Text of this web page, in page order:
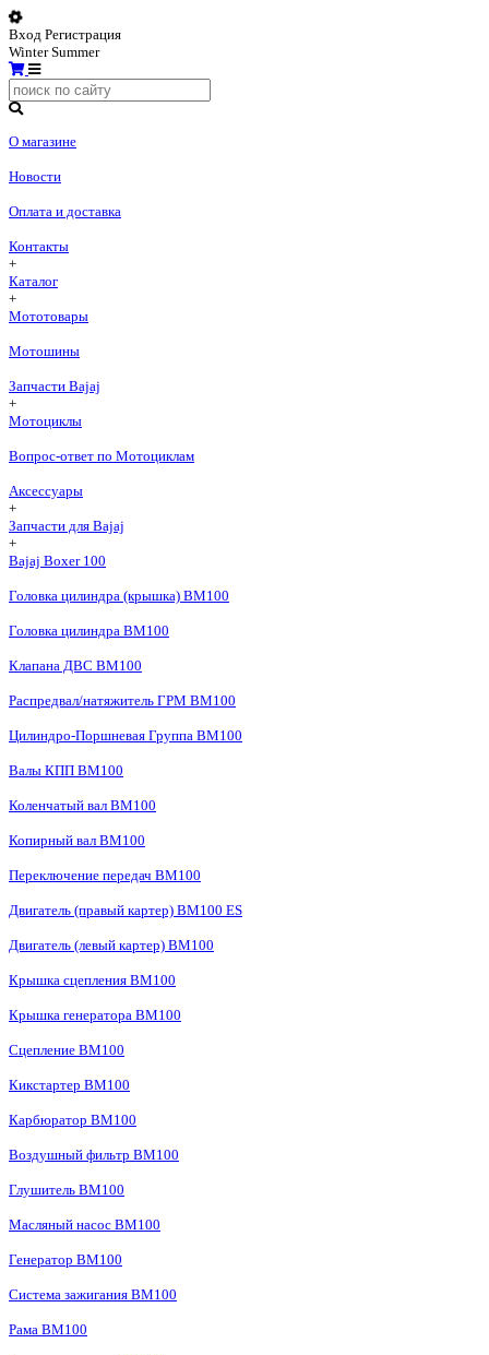
Вход Регистрация
WinterSummer
О магазине
Новости
Оплата и доставка
Контакты
+
Каталог
+
Мототовары
Мотошины
Запчасти Bajaj
+
Мотоциклы
Вопрос-ответ по Мотоциклам
Аксессуары
+
Запчасти для Bajaj
+
Bajaj Boxer 100
Головка цилиндра (крышка) BM100
Головка цилиндра BM100
Клапана ДВС BM100
Распредвал/натяжитель ГРМ BM100
Цилиндро-Поршневая Группа BM100
Валы КПП BM100
Коленчатый вал BM100
Копирный вал BM100
Переключение передач BM100
Двигатель (правый картер) BM100 ES
Двигатель (левый картер) BM100
Крышка сцепления BM100
Крышка генератора BM100
Сцепление BM100
Кикстартер BM100
Карбюратор BM100
Воздушный фильтр BM100
Глушитель BM100
Масляный насос BM100
Генератор BM100
Система зажигания BM100
Рама BM100